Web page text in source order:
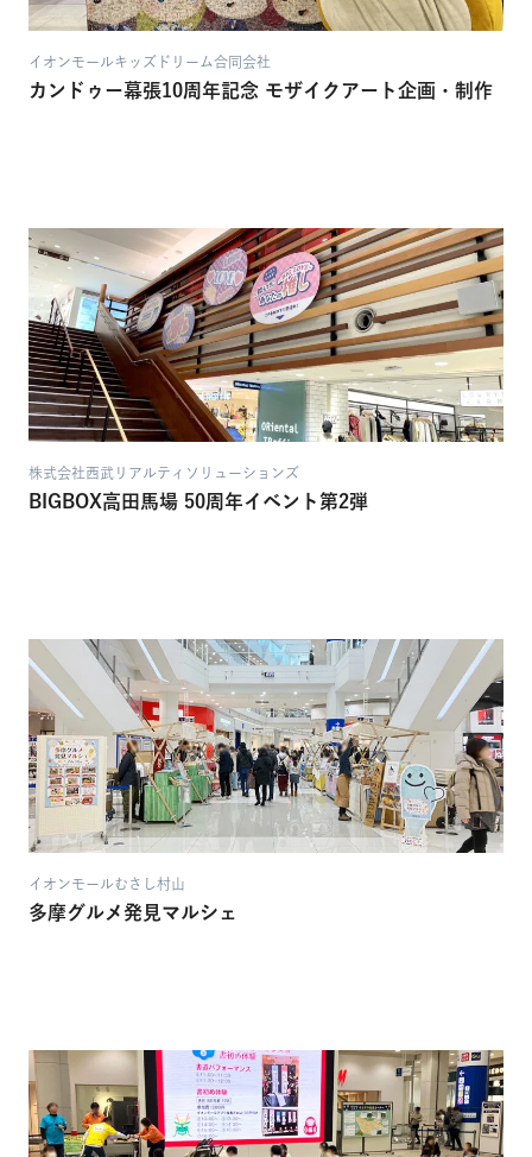
イオンモールキッズドリーム合同会社
カンドゥー幕張10周年記念 モザイクアート企画・制作
株式会社西武リアルティソリューションズ
BIGBOX高田馬場 50周年イベント第2弾
イオンモールむさし村山
多摩グルメ発見マルシェ